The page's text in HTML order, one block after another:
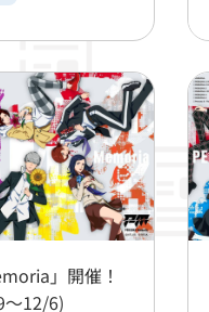
」開催！
～12/6)